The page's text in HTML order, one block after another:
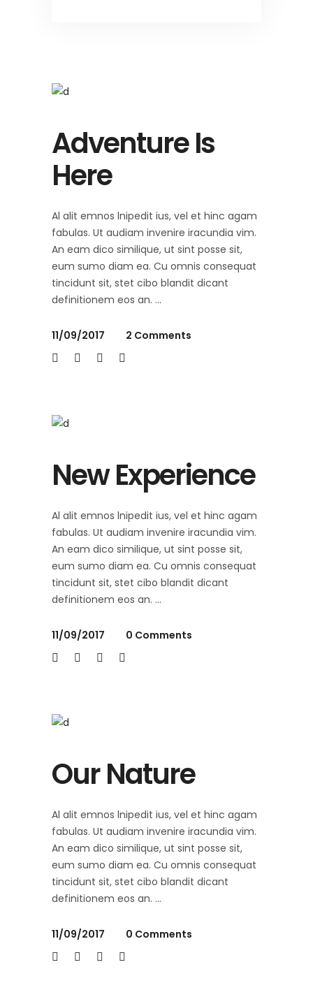
Adventure Is
Here
Al alit emnos lnipedit ius, vel et hinc agam
fabulas. Ut audiam invenire iracundia vim.
An eam dico similique, ut sint posse sit,
eum sumo diam ea. Cu omnis consequat
tincidunt sit, stet cibo blandit dicant
definitionem eos an.
11/09/2017 2 Comments
New Experience
Al alit emnos lnipedit ius, vel et hinc agam
fabulas. Ut audiam invenire iracundia vim.
An eam dico similique, ut sint posse sit,
eum sumo diam ea. Cu omnis consequat
tincidunt sit, stet cibo blandit dicant
definitionem eos an.
11/09/2017 0 Comments
Our Nature
Al alit emnos lnipedit ius, vel et hinc agam
fabulas. Ut audiam invenire iracundia vim.
An eam dico similique, ut sint posse sit,
eum sumo diam ea. Cu omnis consequat
tincidunt sit, stet cibo blandit dicant
definitionem eos an.
11/09/2017 0 Comments